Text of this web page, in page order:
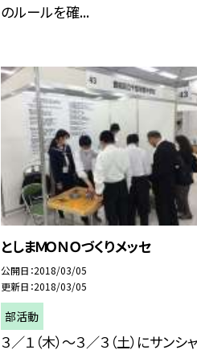
のルールを確...
としまＭＯＮＯづくりメッセ
公開日 2018/03/05
更新日 2018/03/05
部活動
３／１（木）〜３／３（土）にサンシ